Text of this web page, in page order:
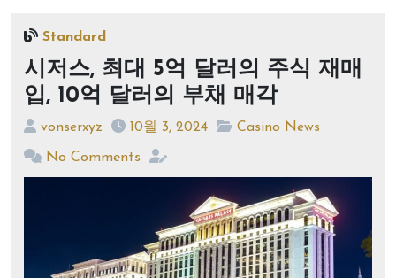
Standard
시저스, 최대 5억 달러의 주식 재매
입, 10억 달러의 부채 매각
vonserxyz 10월 3, 2024 Casino News
No Comments